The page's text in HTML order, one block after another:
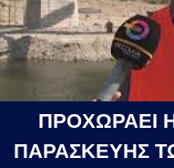
ΠΡΟΧΩΡΑΕΙ
ΠΑΡΑΣΚΕΥΗΣ